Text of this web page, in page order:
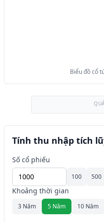
Biểu đồ cổ
Tính thu nhập tích
Số cổ phiếu
100 500
Khoảng thời gian
3 Năm 5 Năm 10 Năm